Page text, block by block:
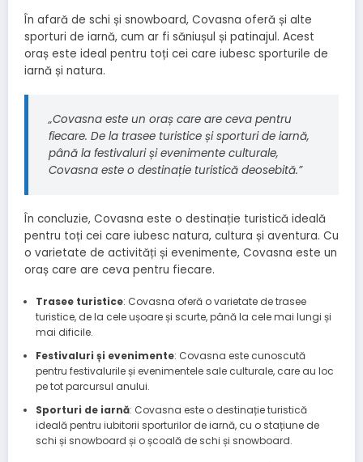
În afară de schi și snowboard, Covasna oferă și alte
sporturi de iarnă, cum ar fi săniușul și patinajul. Acest
oraș este ideal pentru toți cei care iubesc sporturile de
iarnă și natura.
„Covasna este un oraș care are ceva pentru
fiecare. De la trasee turistice și sporturi de iarnă,
până la festivaluri și evenimente culturale,
Covasna este o destinație turistică deosebită.”
În concluzie, Covasna este o destinație turistică ideală
pentru toți cei care iubesc natura, cultura și aventura. Cu
o varietate de activități și evenimente, Covasna este un
oraș care are ceva pentru fiecare.
Trasee turistice: Covasna oferă o varietate de trasee
turistice, de la cele ușoare și scurte, până la cele mai lungi și
mai dificile.
Festivaluri și evenimente: Covasna este cunoscută
pentru festivalurile și evenimentele sale culturale, care au loc
pe tot parcursul anului.
Sporturi de iarnă: Covasna este o destinație turistică
ideală pentru iubitorii sporturilor de iarnă, cu o stațiune de
schi și snowboard și o școală de schi și snowboard.